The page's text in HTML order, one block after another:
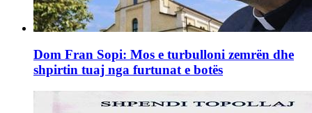
Dom Fran Sopi: Mos e turbulloni zemrën dhe
shpirtin tuaj nga furtunat e botës